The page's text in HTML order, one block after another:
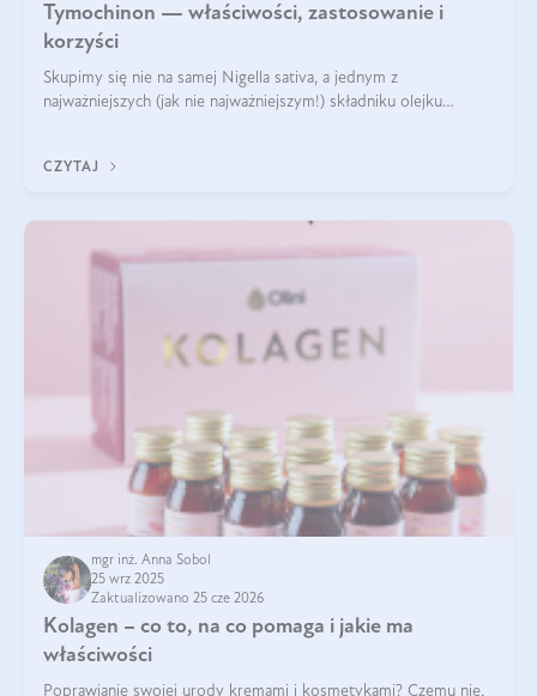
Tymochinon — właściwości, zastosowanie i
korzyści
Skupimy się nie na samej Nigella sativa, a jednym z
najważniejszych (jak nie najważniejszym!) składniku olejku
CZYTAJ
mgr inż. Anna Sobol
25 wrz 2025
Zaktualizowano 25 cze 2026
Kolagen – co to, na co pomaga i jakie ma
właściwości
Poprawianie swojej urody kremami i kosmetykami? Czemu nie,